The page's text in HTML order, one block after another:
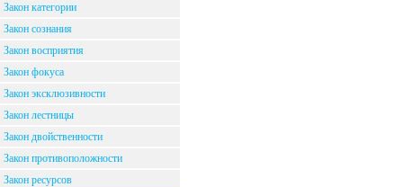
Закон категории
Закон сознания
Закон восприятия
Закон фокуса
Закон эксклюзивности
Закон лестницы
Закон двойственности
Закон противоположности
Закон ресурсов